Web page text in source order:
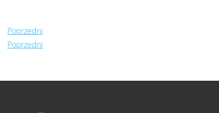
Poprzedni
Poprzedni